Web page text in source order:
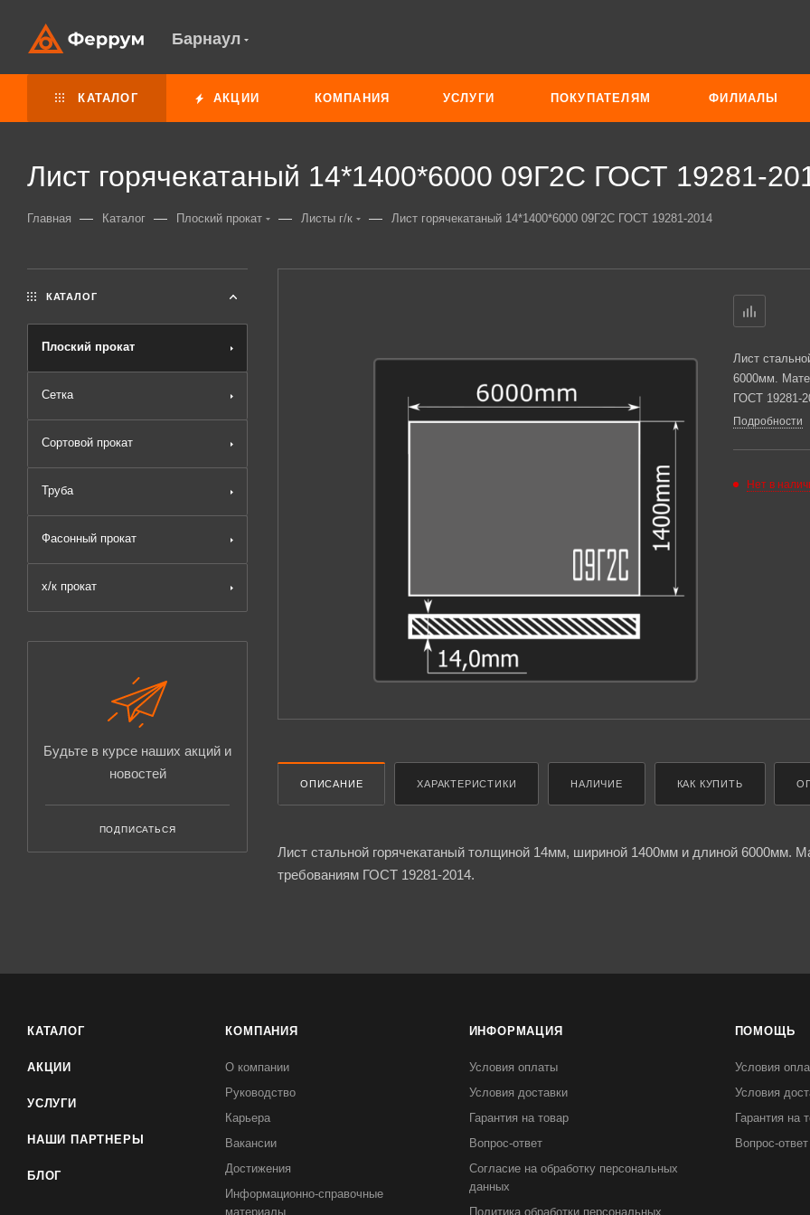
Барнаул
КАТАЛОГ АКЦИИ КОМПАНИЯ УСЛУГИ ПОКУПАТЕЛЯМ ФИЛИАЛЫ
Лист горячекатаный 14*1400*6000 09Г2С ГОСТ 19281-
Главная — Каталог — Плоский прокат — Листы г/к — Лист горячекатаный 14*1400*6000 09Г2С ГОСТ 19281-2014
Лист
6000мм.
ГОСТ 19281-
Подробности
Нет в
ОПИСАНИЕ ХАРАКТЕРИСТИКИ НАЛИЧИЕ КАК КУПИТЬ
Лист стальной горячекатаный толщиной 14мм, шириной 1400мм и длиной 6000мм.
требованиям ГОСТ 19281-2014.
КАТАЛОГ
Плоский прокат
Сетка
Сортовой прокат
Труба
Фасонный прокат
х/к прокат
Будьте в курсе наших акций и
новостей
ПОДПИСАТЬСЯ
КАТАЛОГ
АКЦИИ
УСЛУГИ
НАШИ ПАРТНЕРЫ
БЛОГ
КОМПАНИЯ
О компании
Руководство
Карьера
Вакансии
Достижения
Информационно-справочные
материалы
ИНФОРМАЦИЯ
Условия оплаты
Условия доставки
Гарантия на товар
Вопрос-ответ
Согласие на обработку персональных
данных
Политика обработки персональных
ПОМОЩЬ
Условия
Условия
Гарантия на
Вопрос-ответ